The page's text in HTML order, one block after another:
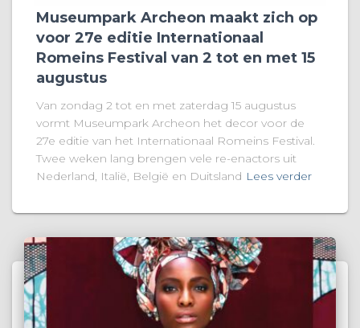
Museumpark Archeon maakt zich op
voor 27e editie Internationaal
Romeins Festival van 2 tot en met 15
augustus
Van zondag 2 tot en met zaterdag 15 augustus
vormt Museumpark Archeon het decor voor de
27e editie van het Internationaal Romeins Festival.
Twee weken lang brengen vele re-enactors uit
Nederland, Italië, België en Duitsland Lees verder